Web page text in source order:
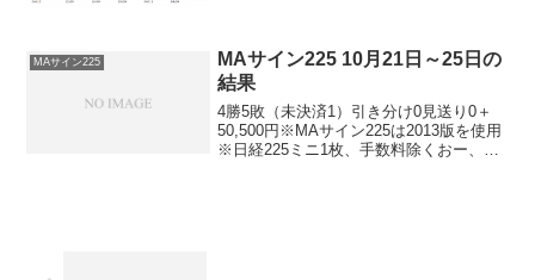
MAサイン225
MAサイン225 10月21日～25日の
結果
4勝5敗（未決済1）引き分け0見送り0＋
50,500円※MAサイン225は2013版を使用
※日経225ミニ1枚、手数料除くおー、負